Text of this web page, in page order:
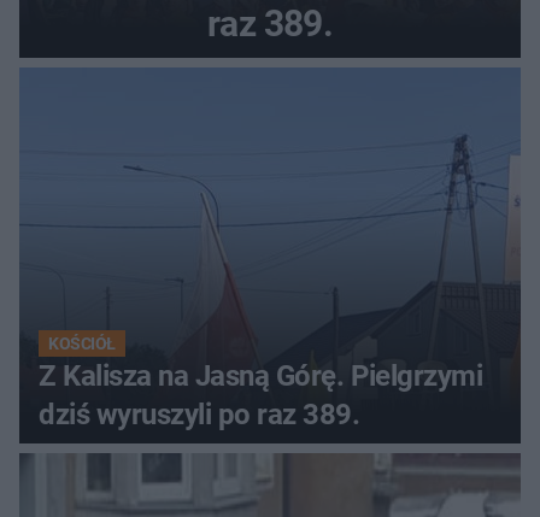
raz 389.
KOŚCIÓŁ
Z Kalisza na Jasną Górę. Pielgrzymi
dziś wyruszyli po raz 389.